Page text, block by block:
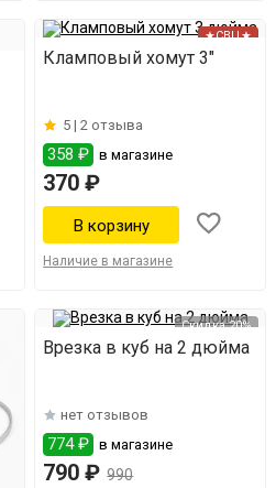
★СВЦ★
Кламповый хомут 3"
5 |2 отзыва
358 ₽ в магазине
370 ₽
Наличие в магазине
Скидка 20%
Врезка в куб на 2 дюйма
нет отзывов
774 ₽ в магазине
790 ₽ 990